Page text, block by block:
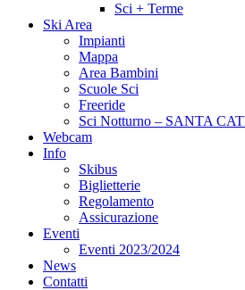
Sci + Terme
Ski Area
Impianti
Mappa
Area Bambini
Scuole Sci
Freeride
Sci Notturno – SANTA
Webcam
Info
Skibus
Biglietterie
Regolamento
Assicurazione
Eventi
Eventi 2023/2024
News
Contatti